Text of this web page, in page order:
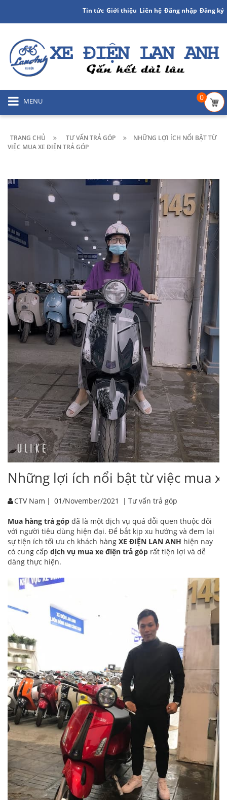
Tin tức Giới thiệu Liên hệ Đăng nhập Đăng ký
MENU 0
TRANG CHỦ TƯ VẤN TRẢ GÓP
NHỮNG LỢI ÍCH NỔI BẬT TỪ
VIỆC MUA XE ĐIỆN TRẢ GÓP
Những lợi ích nổi bật từ việc mua
CTV Nam | 01/November/2021 | Tư vấn trả góp
Mua hàng trả góp đã là một dịch vụ quá đỗi quen thuộc đối
với người tiêu dùng hiện đại. Để bắt kịp xu hướng và đem lại
sự tiện ích tối ưu ch khách hàng XE ĐIỆN LAN ANH hiện nay
có cung cấp dịch vụ mua xe điện trả góp rất tiện lợi và dễ
dàng thực hiện.